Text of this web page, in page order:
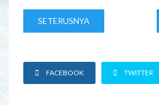
SETERUSNYA
FACEBOOK TWITTER